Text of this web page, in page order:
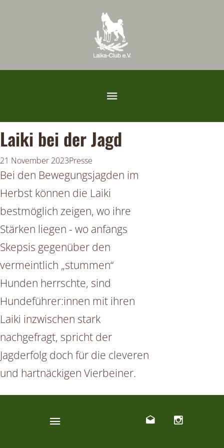
Laiki bei der Jagd
21 November 2023Presse
Bei den Bewegungsjagden im
Herbst können die Laiki
bestmöglich zeigen, wo ihre
Stärken liegen - wo anfangs
Skepsis gegenüber den
vermeintlich „stummen“
Hunden herrschte, sind
Hundeführer:innen mit ihren
Laiki inzwischen stark
nachgefragt, spricht der
Jagderfolg doch für die cleveren
und hartnäckigen Vierbeiner.